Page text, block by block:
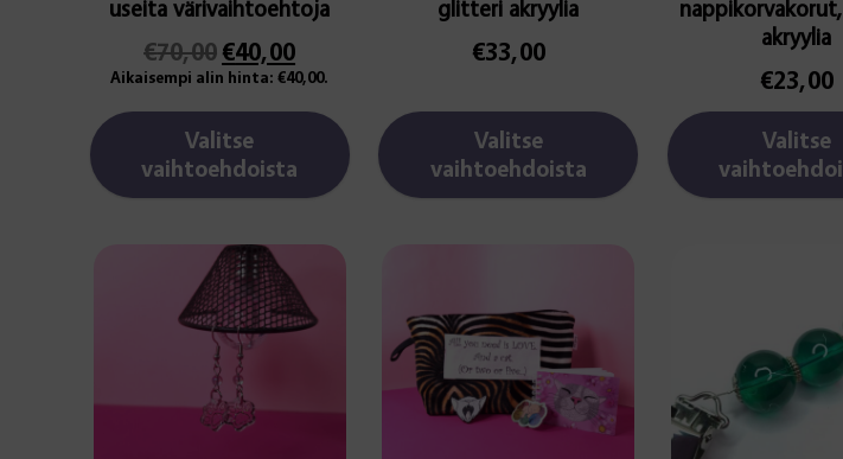
useita värivaihtoehtoja
€70,00Alkuperäinen
hinta
oli:
€70,00.
€40,00Nykyinen
hinta
on:
€40,00.
Aikaisempi alin hinta:€40,00.
Valitse
vaihtoehdoista
glitteri akryylia
€33,00
Valitse
vaihtoehdoista
akryylia
€23,00
Valitse
Voit
tehdä